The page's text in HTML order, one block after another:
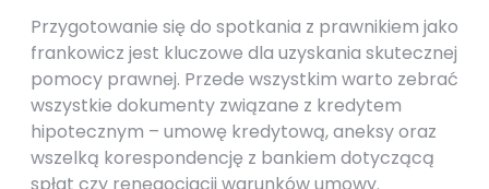
Przygotowanie się do spotkania z prawnikiem jako
frankowicz jest kluczowe dla uzyskania skutecznej
pomocy prawnej. Przede wszystkim warto zebrać
wszystkie dokumenty związane z kredytem
hipotecznym – umowę kredytową, aneksy oraz
wszelką korespondencję z bankiem dotyczącą